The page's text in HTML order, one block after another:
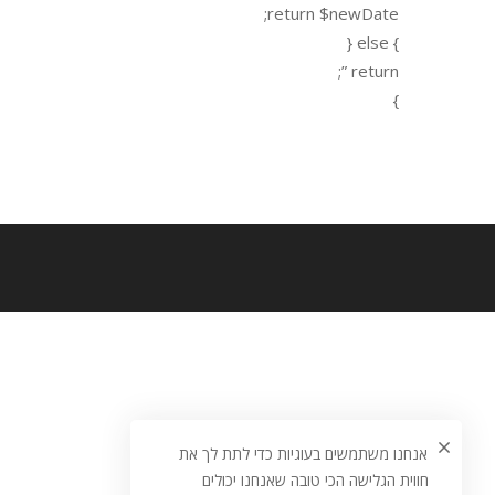
return $newDate;
} else {
return ”;
}
אנחנו משתמשים בעוגיות כדי לתת לך את
חווית הגלישה הכי טובה שאנחנו יכולים